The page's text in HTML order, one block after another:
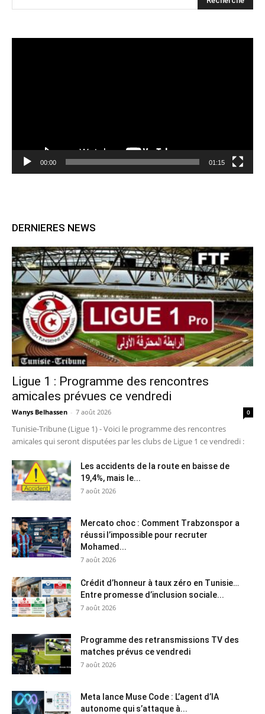
00:00 01:15
DERNIERES NEWS
Ligue 1 : Programme des rencontres
amicales prévues ce vendredi
Wanys Belhassen - 7 août 2026 0
Tunisie-Tribune (Ligue 1) - Voici le programme des rencontres
amicales qui seront disputées par les clubs de Ligue 1 ce vendredi :
Les accidents de la route en baisse de
19,4%, mais le...
7 août 2026
Mercato choc : Comment Trabzonspor a
réussi l’impossible pour recruter
Mohamed...
7 août 2026
Crédit d’honneur à taux zéro en Tunisie…
Entre promesse d’inclusion sociale...
7 août 2026
Programme des retransmissions TV des
matches prévus ce vendredi
7 août 2026
Meta lance Muse Code : L’agent d’IA
autonome qui s’attaque à...